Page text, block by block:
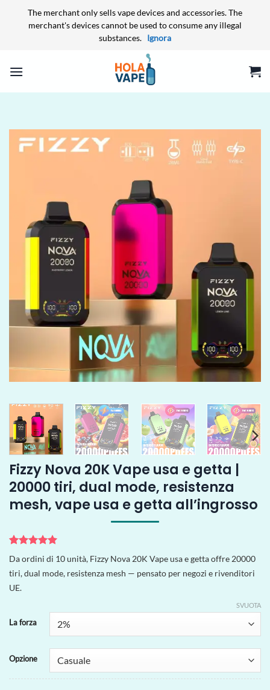
The merchant only sells vape devices and accessories. The
merchant's devices cannot be used to consume any illegal
substances. Ignora
Fizzy Nova 20K Vape usa e getta |
20000 tiri, dual mode, resistenza
mesh, vape usa e getta all’ingrosso
Valutato 5
su 5 su
base di
1
recensioni
Da ordini di 10 unità, Fizzy Nova 20K Vape usa e getta offre 20000
tiri, dual mode, resistenza mesh — pensato per negozi e rivenditori
UE.
La forza
Opzione
SVUOTA